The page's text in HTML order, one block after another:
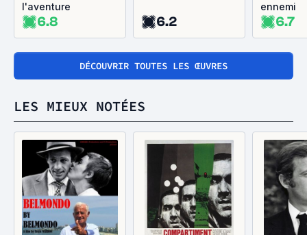
l'aventure
6.8 6.2
ennemi
6.7
DÉCOUVRIR TOUTES LES ŒUVRES
LES MIEUX NOTÉES